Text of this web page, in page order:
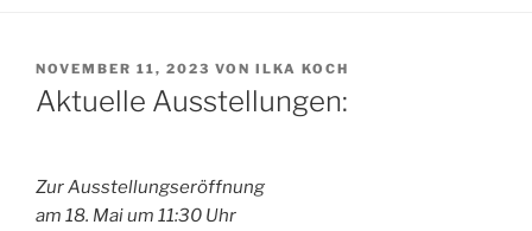
VERÖFFENTLICHT
AM
NOVEMBER 11, 2023 VON ILKA KOCH
Aktuelle Ausstellungen:
Zur Ausstellungseröffnung
am 18. Mai um 11:30 Uhr